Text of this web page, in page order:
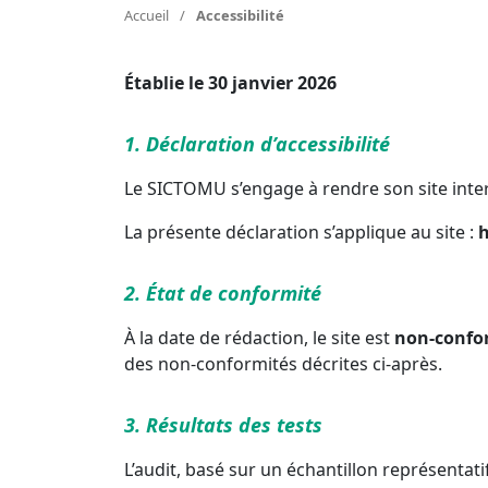
Accueil / Accessibilité
Établie le 30 janvier 2026
1. Déclaration d’accessibilité
Le SICTOMU s’engage à rendre son site
La présente déclaration s’applique au site :
2. État de conformité
À la date de rédaction, le site est non-
des non‑conformités décrites ci‑après.
3. Résultats des tests
L’audit, basé sur un échantillon